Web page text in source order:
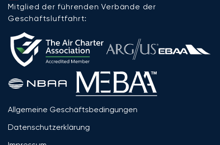
Mitglied der führenden Verbände der
Geschäftsluftfahrt:
Allgemeine Geschäftsbedingungen
Datenschutzerklärung